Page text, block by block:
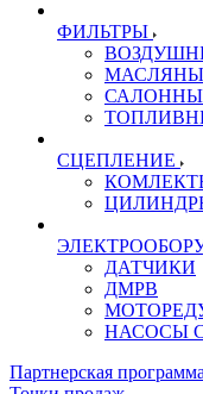
ФИЛЬТРЫ
СЦЕПЛЕНИЕ
ДАТЧИКИ
ДМРВ
НАСОСЫ
Партнерская программа